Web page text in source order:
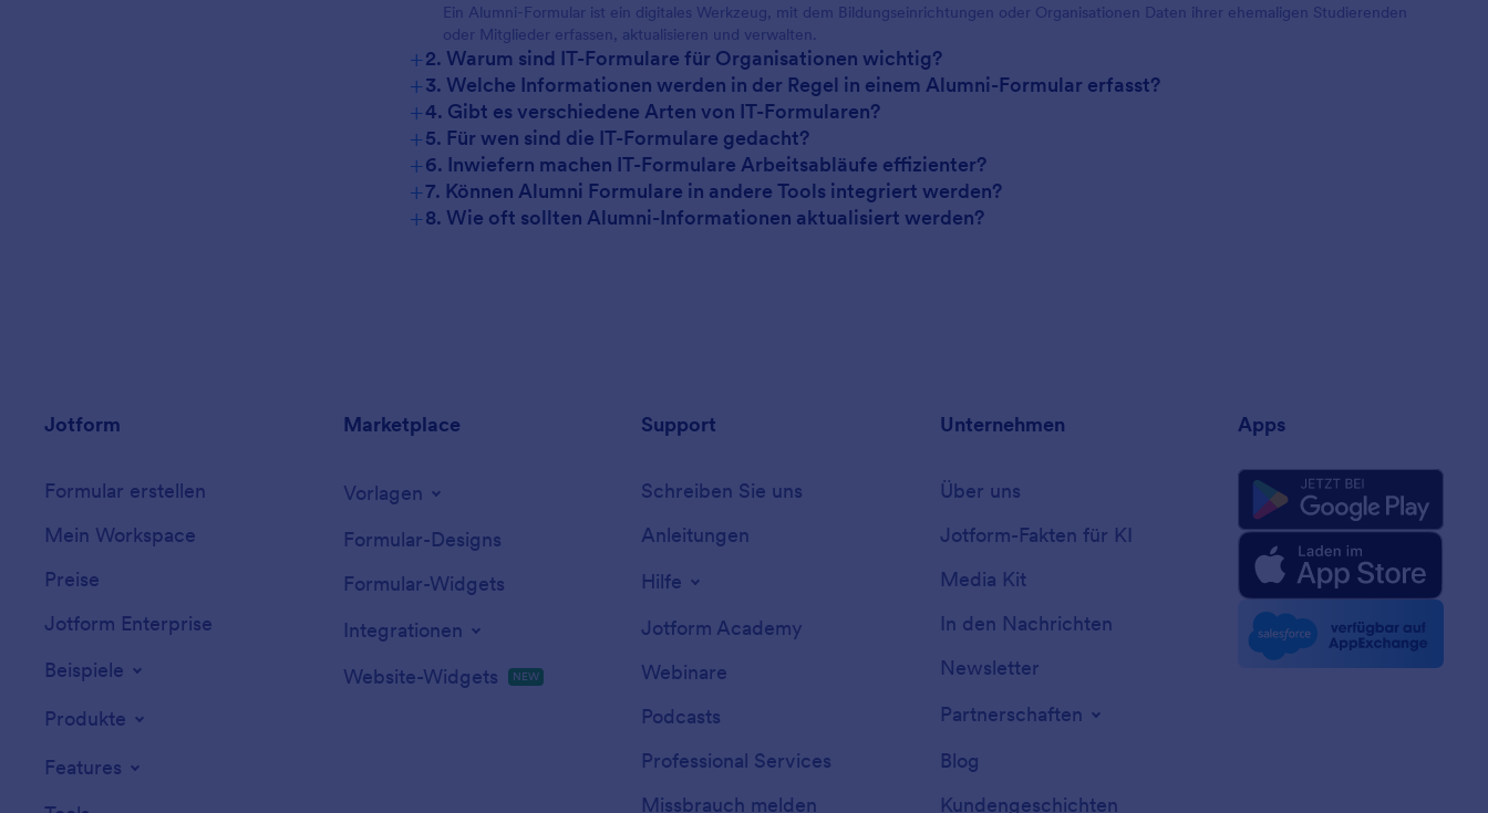
Ein Alumni-Formular ist ein digitales Werkzeug, mit dem Bildungseinrichtungen oder Organisationen Daten ihrer ehemaligen Studierenden
oder Mitglieder erfassen, aktualisieren und verwalten.
+2. Warum sind IT-Formulare für Organisationen wichtig?
+3. Welche Informationen werden in der Regel in einem Alumni-Formular erfasst?
+4. Gibt es verschiedene Arten von IT-Formularen?
+5. Für wen sind die IT-Formulare gedacht?
+6. Inwiefern machen IT-Formulare Arbeitsabläufe effizienter?
+7. Können Alumni Formulare in andere Tools integriert werden?
+8. Wie oft sollten Alumni-Informationen aktualisiert werden?
Jotform
Formular erstellen
Mein Workspace
Preise
Jotform Enterprise
Beispiele
Produkte
Features
Marketplace
Vorlagen
Formular-Designs
Formular-Widgets
Integrationen
Website-Widgets
NEW
Support
Schreiben Sie uns
Anleitungen
Hilfe
Jotform Academy
Webinare
Podcasts
Professional Services
Missbrauch melden
Unternehmen
Über uns
Jotform-Fakten für KI
Media Kit
In den Nachrichten
Newsletter
Partnerschaften
Blog
Kundengeschichten
Apps